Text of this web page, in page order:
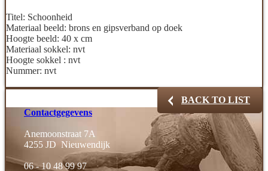
Titel: Schoonheid
Materiaal beeld: brons en gipsverband op doek
Hoogte beeld: 40 x cm
Materiaal sokkel: nvt
Hoogte sokkel : nvt
Nummer: nvt
BACK TO LIST
Contactgegevens
Anemoonstraat 7A
4255 JD Nieuwendijk
06 - 10 48 99 97